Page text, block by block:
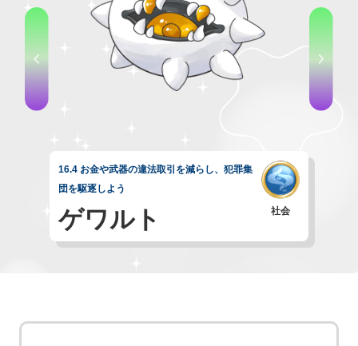
16.4 お金や武器の違法取引を減らし、犯罪集
団を駆逐しよう
ゲワルト 社会